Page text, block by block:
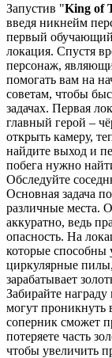
Запустив "King of
введя никнейм
первый обучающий
локация. Спустя
персонаж,
помогать вам на
советам, чтобы
задачах. Первая
главный герой –
открыть камеру,
найдите выход и
побега нужно
Обследуйте
Основная задача
различные места.
аккуратно, ведь
опасность. На
которые способны
циркулярные
зарабатывает
Забирайте
могут проникнуть
соперник сможет
потеряете часть
чтобы увеличить